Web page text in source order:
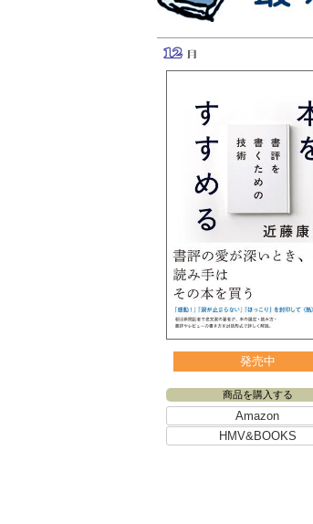
本の雑誌社の最新刊
発売中
商品を購入する
Amazon
HMV&BOOKS